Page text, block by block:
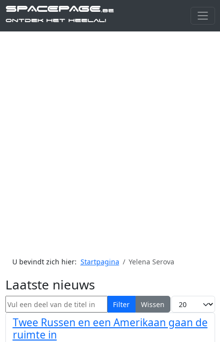
SPACEPAGE.be
Ontdek het heelal!
U bevindt zich hier: Startpagina Yelena Serova
Laatste nieuws
Vul een deel van de titel in Filter Wissen Toon #
Twee Russen en een Amerikaan gaan de
ruimte in